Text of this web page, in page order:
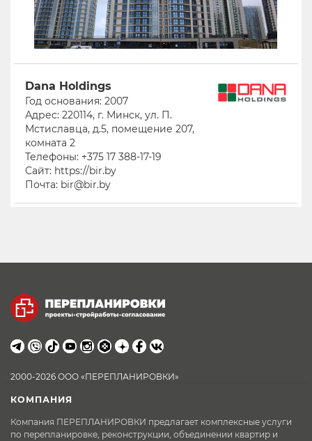
Dana Holdings
Год основания: 2007
Адрес: 220114, г. Минск, ул. П.
Мстиславца, д.5, помещение 207,
комната 2
Телефоны: +375 17 388-17-19
Сайт: https://bir.by
Почта: bir@bir.by
2000-2026 ООО «ПЕРЕПЛАНИРОВКИ»
КОМПАНИЯ
Компания ПЕРЕПЛАНИРОВКИ предлагает комплексные услуги
по перепланировке, реконструкции, объединении квартир и